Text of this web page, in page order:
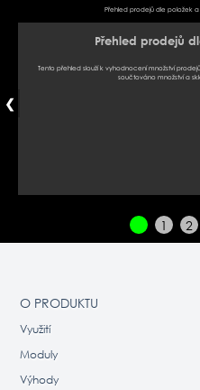
Přehled prodejů dle položek
Přehled prodejů
Tento přehled slouží k vyhodnocení množství
součtováno množství a
❮
1 2
O PRODUKTU
Využití
Moduly
Výhody